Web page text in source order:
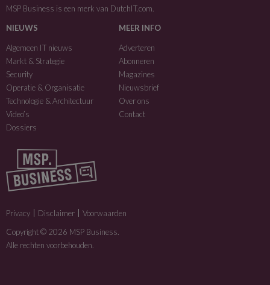
MSP Business is een merk van DutchIT.com.
NIEUWS
Algemeen IT nieuws
Markt & Strategie
Security
Operatie & Organisatie
Technologie & Architectuur
Video’s
Dossiers
MEER INFO
Adverteren
Abonneren
Magazines
Nieuwsbrief
Over ons
Contact
Privacy Disclaimer
Voorwaarden
Copyright © 2026 MSP Business.
Alle rechten voorbehouden.